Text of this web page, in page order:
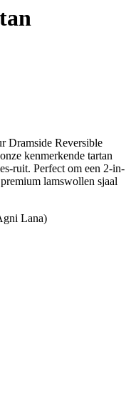
Dramside Reversible
kenmerkende tartan
ruit. Perfect om een 2-in-
lamswollen sjaal
Lana)